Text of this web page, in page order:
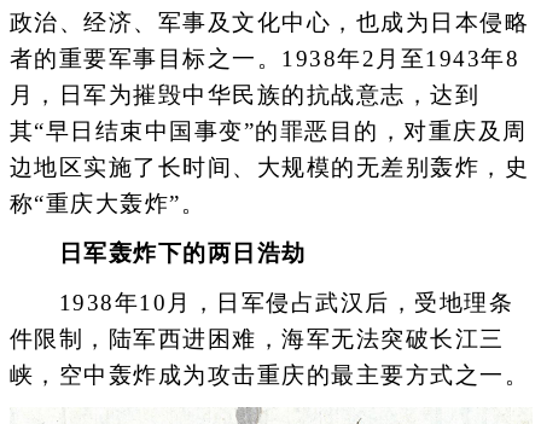
政治、经济、军事及文化中心，也成为日本侵略
者的重要军事目标之一。1938年2月至1943年8
月，日军为摧毁中华民族的抗战意志，达到
其“早日结束中国事变”的罪恶目的，对重庆及周
边地区实施了长时间、大规模的无差别轰炸，史
称“重庆大轰炸”。
日军轰炸下的两日浩劫
1938年10月，日军侵占武汉后，受地理条
件限制，陆军西进困难，海军无法突破长江三
峡，空中轰炸成为攻击重庆的最主要方式之一。